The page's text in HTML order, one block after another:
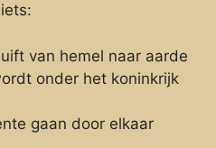
van hemel naar aarde
onder het koninkrijk
gaan door elkaar